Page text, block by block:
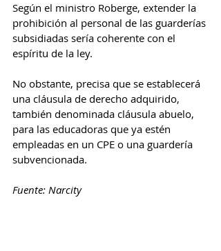
Según el ministro Roberge, extender la
prohibición al personal de las guarderías
subsidiadas sería coherente con el
espíritu de la ley.
No obstante, precisa que se establecerá
una cláusula de derecho adquirido,
también denominada cláusula abuelo,
para las educadoras que ya estén
empleadas en un CPE o una guardería
subvencionada.
Fuente: Narcity